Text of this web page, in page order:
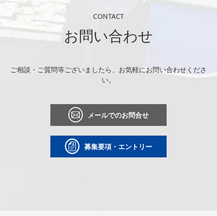
CONTACT
お問い合わせ
ご相談・ご質問等ございましたら、お気軽にお問い合わせくださ
い。
メールでのお問合せ
募集要項・エントリー